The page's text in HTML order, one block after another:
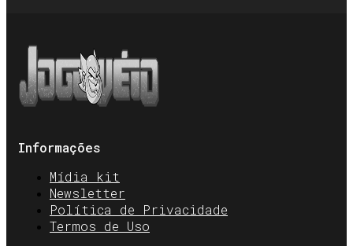
Informações
Mídia kit
Newsletter
Política de Privacidade
Termos de Uso